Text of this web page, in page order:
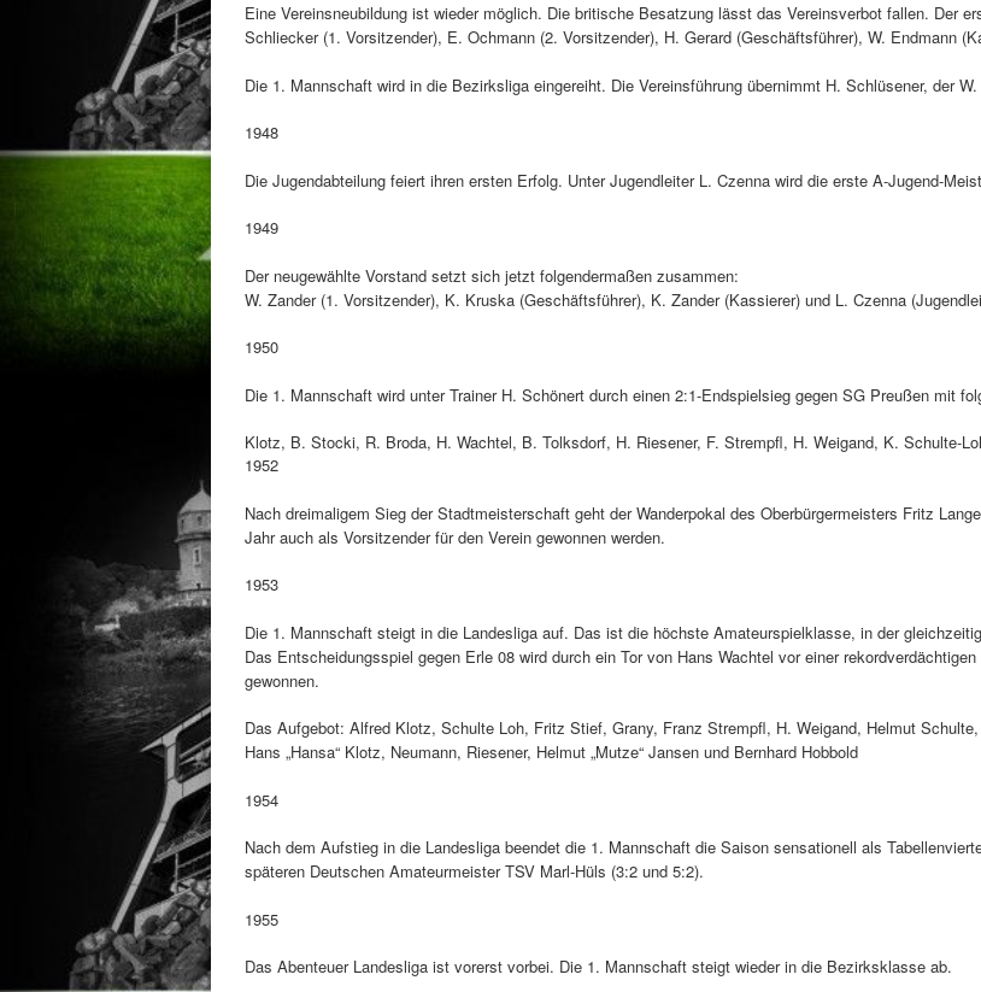
Eine Vereinsneubildung ist wieder möglich. Die britische Besatzung lässt das Vereinsverbot fallen. Der
Schliecker (1. Vorsitzender), E. Ochmann (2. Vorsitzender), H. Gerard (Geschäftsführer), W. Endmann
Die 1. Mannschaft wird in die Bezirksliga eingereiht. Die Vereinsführung übernimmt H. Schlüsener, der
1948
Die Jugendabteilung feiert ihren ersten Erfolg. Unter Jugendleiter L. Czenna wird die erste A-Jugend-
1949
Der neugewählte Vorstand setzt sich jetzt folgendermaßen zusammen:
W. Zander (1. Vorsitzender), K. Kruska (Geschäftsführer), K. Zander (Kassierer) und L. Czenna
1950
Die 1. Mannschaft wird unter Trainer H. Schönert durch einen 2:1-Endspielsieg gegen SG Preußen mit
Klotz, B. Stocki, R. Broda, H. Wachtel, B. Tolksdorf, H. Riesener, F. Strempfl, H. Weigand, K. Schulte-
1952
Nach dreimaligem Sieg der Stadtmeisterschaft geht der Wanderpokal des Oberbürgermeisters Fritz
Jahr auch als Vorsitzender für den Verein gewonnen werden.
1953
Die 1. Mannschaft steigt in die Landesliga auf. Das ist die höchste Amateurspielklasse, in der
Das Entscheidungsspiel gegen Erle 08 wird durch ein Tor von Hans Wachtel vor einer
gewonnen.
Das Aufgebot: Alfred Klotz, Schulte Loh, Fritz Stief, Grany, Franz Strempfl, H. Weigand, Helmut
Hans „Hansa“ Klotz, Neumann, Riesener, Helmut „Mutze“ Jansen und Bernhard Hobbold
1954
Nach dem Aufstieg in die Landesliga beendet die 1. Mannschaft die Saison sensationell als
späteren Deutschen Amateurmeister TSV Marl-Hüls (3:2 und 5:2).
1955
Das Abenteuer Landesliga ist vorerst vorbei. Die 1. Mannschaft steigt wieder in die Bezirksklasse ab.